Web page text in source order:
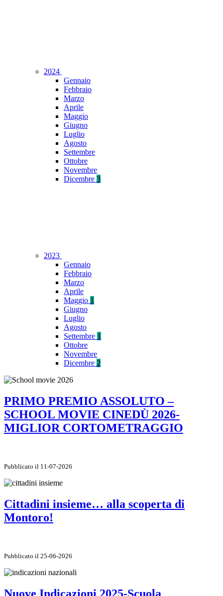
2024
Gennaio
Febbraio
Marzo
Aprile
Maggio
Giugno
Luglio
Agosto
Settembre
Ottobre
Novembre
Dicembre 3
2023
Gennaio
Febbraio
Marzo
Aprile
Maggio 1
Giugno
Luglio
Agosto
Settembre 1
Ottobre
Novembre
Dicembre 2
PRIMO PREMIO ASSOLUTO –
SCHOOL MOVIE CINEDÙ 2026-
MIGLIOR CORTOMETRAGGIO
Pubblicato il 11-07-2026
Cittadini insieme… alla scoperta di
Montoro!
Pubblicato il 25-06-2026
Nuove Indicazioni 2025-Scuola